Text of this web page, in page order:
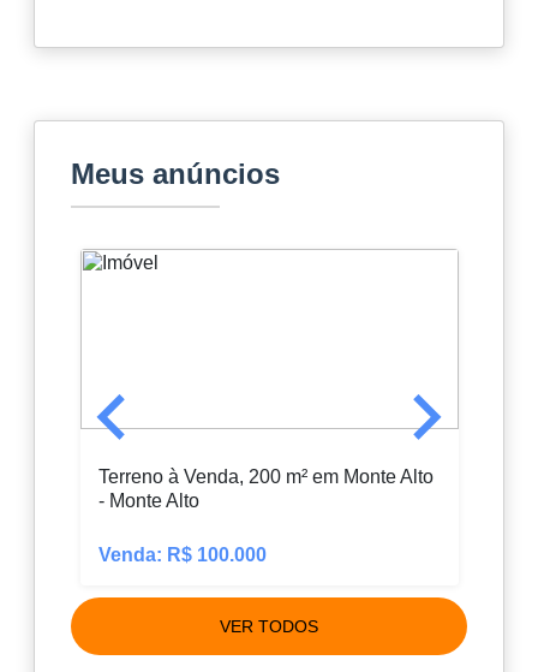
Meus anúncios
Terreno à Venda, 200 m² em Monte Alto
- Monte Alto
Venda: R$ 100.000
VER TODOS